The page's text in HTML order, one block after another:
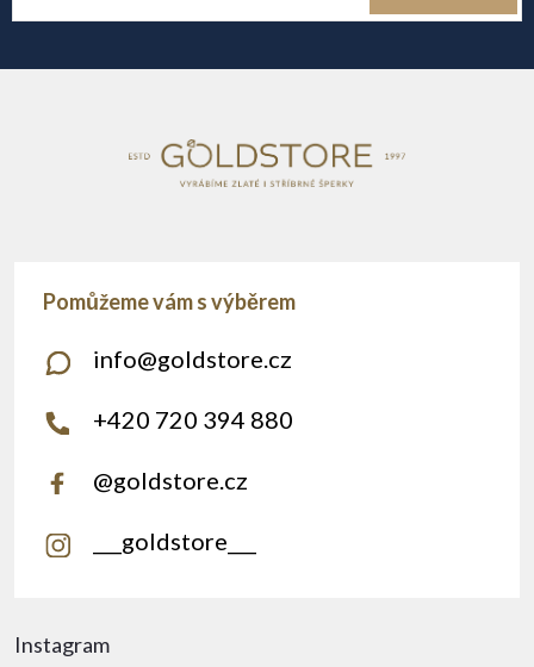
t
Instagram
info@goldstore.cz
+420 720 394 880
@goldstore.cz
___goldstore___